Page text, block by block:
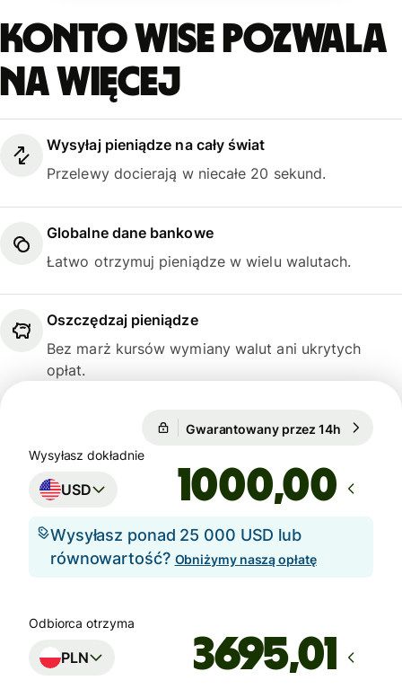
Konto Wise pozwala
na więcej
Wysyłaj pieniądze na cały świat
Przelewy docierają w niecałe 20 sekund.
Globalne dane bankowe
Łatwo otrzymuj pieniądze w wielu walutach.
Oszczędzaj pieniądze
Bez marż kursów wymiany walut ani ukrytych
opłat.
Gwarantowany przez 14h
Wysyłasz dokładnie
USD ,00
Wysyłasz ponad 25 000 USD lub
równowartość? Obniżymy naszą opłatę
Odbiorca otrzyma
PLN